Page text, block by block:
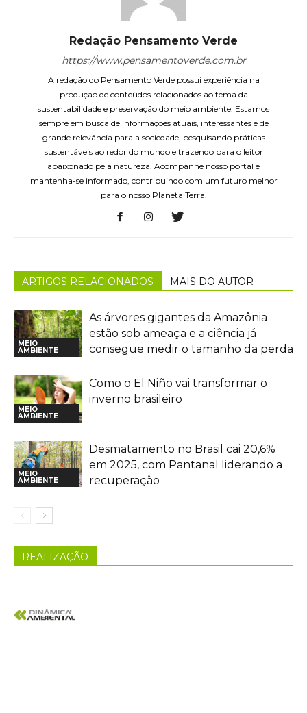
Redação Pensamento Verde
https://www.pensamentoverde.com.br
A redação do Pensamento Verde possui experiência na
produção de conteúdos relacionados ao tema da
sustentabilidade e preservação do meio ambiente. Estamos
sempre em busca de informações atuais, interessantes e de
grande relevância para a sociedade, pesquisando práticas
sustentáveis ao redor do mundo e trazendo para o leitor
apaixonado pela natureza. Acompanhe nosso portal e
mantenha-se informado, contribuindo com um futuro melhor
para o nosso Planeta Terra.
ARTIGOS RELACIONADOS MAIS DO AUTOR
MEIO
AMBIENTE
As árvores gigantes da Amazônia
estão sob ameaça e a ciência já
consegue medir o tamanho da perda
MEIO
AMBIENTE
Como o El Niño vai transformar o
inverno brasileiro
MEIO
AMBIENTE
Desmatamento no Brasil cai 20,6%
em 2025, com Pantanal liderando a
recuperação
REALIZAÇÃO